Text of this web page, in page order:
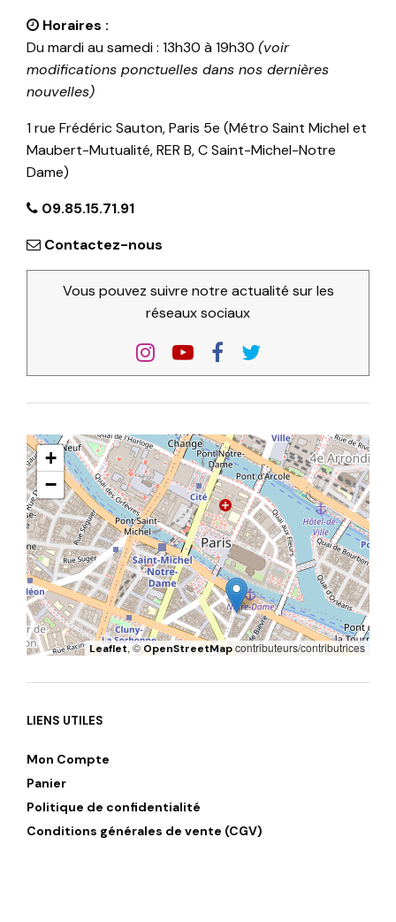
Horaires :
Du mardi au samedi : 13h30 à 19h30 (voir
modifications ponctuelles dans nos dernières
nouvelles)
1 rue Frédéric Sauton, Paris 5e (Métro Saint Michel et
Maubert-Mutualité, RER B, C Saint-Michel-Notre
Dame)
09.85.15.71.91
Contactez-nous
Vous pouvez suivre notre actualité sur les
réseaux sociaux
+
−
Leaflet, ©OpenStreetMapcontributeurs/contributrices
LIENS UTILES
Mon Compte
Panier
Politique de confidentialité
Conditions générales de vente (CGV)